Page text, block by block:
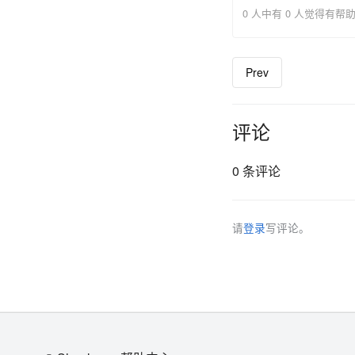
0 人中有 0 人觉得有帮助
Prev
评论
0 条评论
请登录写评论。